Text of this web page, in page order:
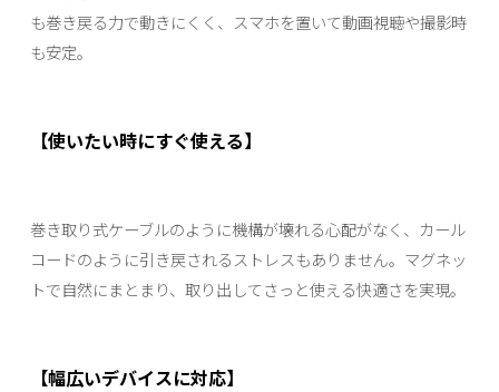
も巻き戻る力で動きにくく、スマホを置いて動画視聴や撮影時
も安定。
【使いたい時にすぐ使える】
巻き取り式ケーブルのように機構が壊れる心配がなく、カール
コードのように引き戻されるストレスもありません。マグネッ
トで自然にまとまり、取り出してさっと使える快適さを実現。
【幅広いデバイスに対応】